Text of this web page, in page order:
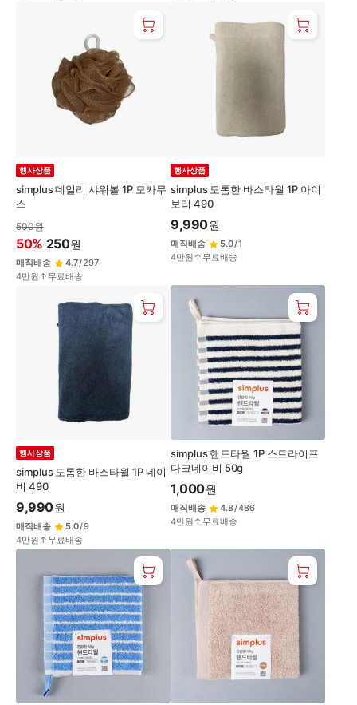
simplus 데일리 샤워볼 1P 모카무
스
행사상품
500원
50% 250원
매직배송 4.7/297
4만원↑무료배송
simplus 도톰한 바스타월 1P 아이
보리 490
행사상품
9,990원
매직배송 5.0/1
4만원↑무료배송
simplus 도톰한 바스타월 1P 네이
비 490
행사상품
9,990원
매직배송 5.0/9
4만원↑무료배송
simplus 핸드타월 1P 스트라이프
다크네이비 50g
1,000원
매직배송 4.8/486
4만원↑무료배송